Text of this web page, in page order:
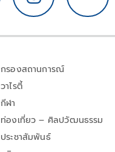
กรองสถานการณ์
วาไรตี้
กีฬา
ท่องเที่ยว – ศิลปวัฒนธรรม
ประชาสัมพันธ์